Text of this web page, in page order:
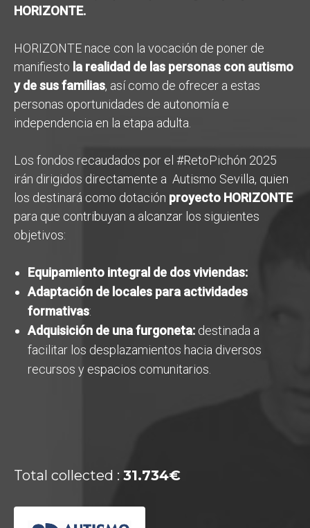
HORIZONTE.
HORIZONTE nace con la vocación de poner de
manifiesto la realidad de las personas con autismo
y de sus familias, así como de ofrecer a estas
personas oportunidades de autonomía e
independencia en la etapa adulta.
Los fondos recaudados por el #RetoPichón 2025
irán dirigidos directamente a Autismo Sevilla, quien
los destinará como dotación proyecto HORIZONTE
para que contribuyan a alcanzar los siguientes
objetivos:
Equipamiento integral de dos viviendas:
Adaptación de locales para actividades
formativas:
Adquisición de una furgoneta: destinada a
facilitar los desplazamientos hacia diversos
recursos y espacios comunitarios.
Total collected : 31.734€